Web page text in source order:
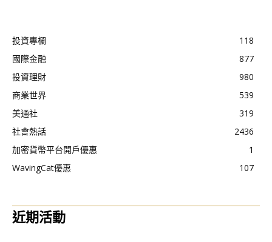
投資專欄
118
國際金融
877
投資理財
980
商業世界
539
美通社
319
社會熱話
2436
加密貨幣平台開戶優惠
1
WavingCat優惠
107
近期活動